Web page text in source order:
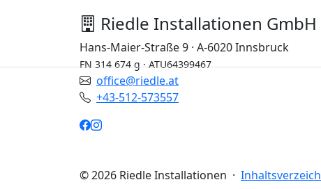
Riedle Installationen GmbH
Hans-Maier-Straße 9 · A-6020 Innsbruck
FN 314 674 g · ATU64399467
office@riedle.at
+43-512-573557
© 2026 Riedle Installationen ·